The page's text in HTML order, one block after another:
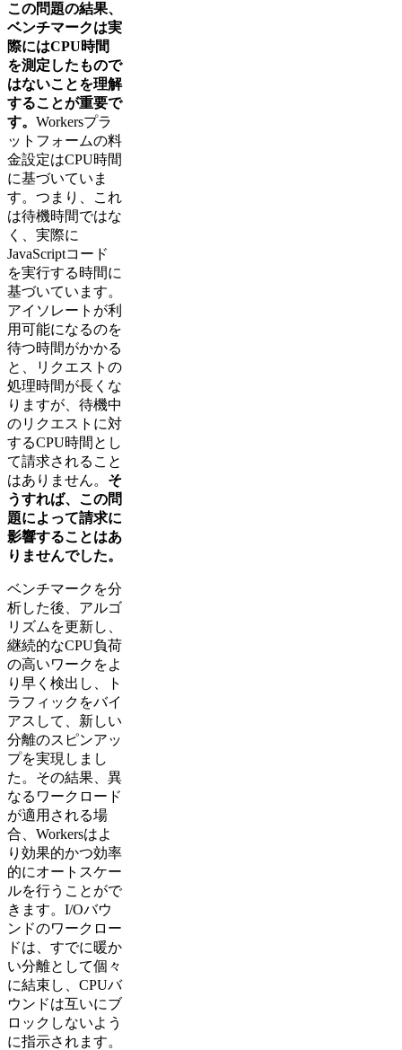
この問題の結果、
ベンチマークは実
際にはCPU時間
を測定したもので
はないことを理解
することが重要で
す。 Workersプラ
ットフォームの料
金設定はCPU時間
に基づいていま
す。つまり、これ
は待機時間ではな
く、実際に
JavaScriptコード
を実行する時間に
基づいています。
アイソレートが利
用可能になるのを
待つ時間がかかる
と、リクエストの
処理時間が長くな
りますが、待機中
のリクエストに対
するCPU時間とし
て請求されること
はありません。 そ
うすれば、この問
題によって請求に
影響することはあ
りませんでした。
ベンチマークを分
析した後、アルゴ
リズムを更新し、
継続的なCPU負荷
の高いワークをよ
り早く検出し、ト
ラフィックをバイ
アスして、新しい
分離のスピンアッ
プを実現しまし
た。その結果、異
なるワークロード
が適用される場
合、Workersはよ
り効果的かつ効率
的にオートスケー
ルを行うことがで
きます。I/Oバウ
ンドのワークロー
ドは、すでに暖か
い分離として個々
に結束し、CPUバ
ウンドは互いにブ
ロックしないよう
に指示されます。